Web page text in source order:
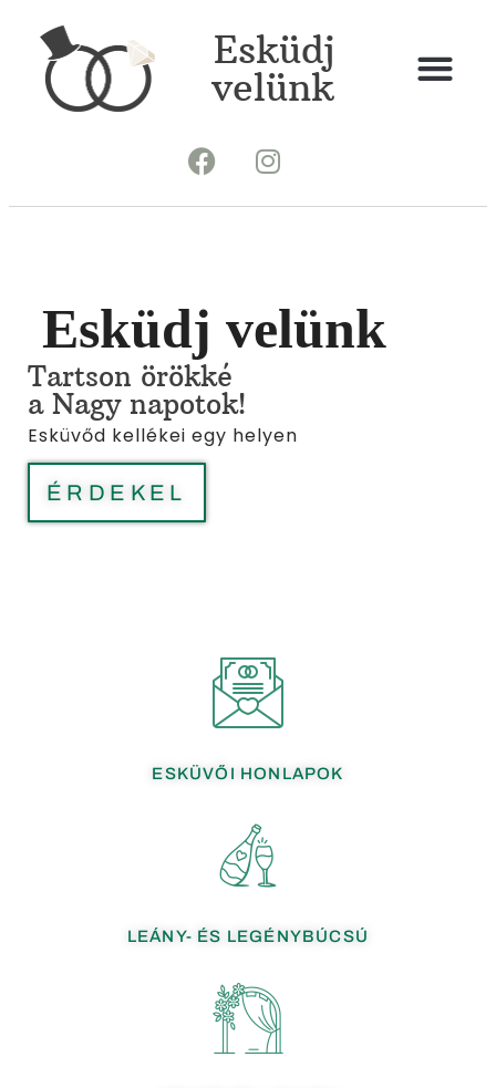
Esküdj
velünk
Esküdj velünk
Tartson örökké
a Nagy napotok!
Esküvőd kellékei egy helyen
ÉRDEKEL
ESKÜVŐI HONLAPOK
LEÁNY- ÉS LEGÉNYBÚCSÚ